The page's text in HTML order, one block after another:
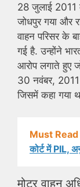
28 जुलाई 2011
जोधपुर गया और
वाहन परिसर के
गई है. उन्होंने
आरोप लगाते हुए
30 नवंबर, 2011
जिसमें कहा गया
Must
कोर्ट में PIL,
मोटर वाहन